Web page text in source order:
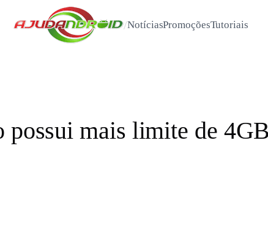
/NotíciasPromoçõesTutoriais
mais limite de